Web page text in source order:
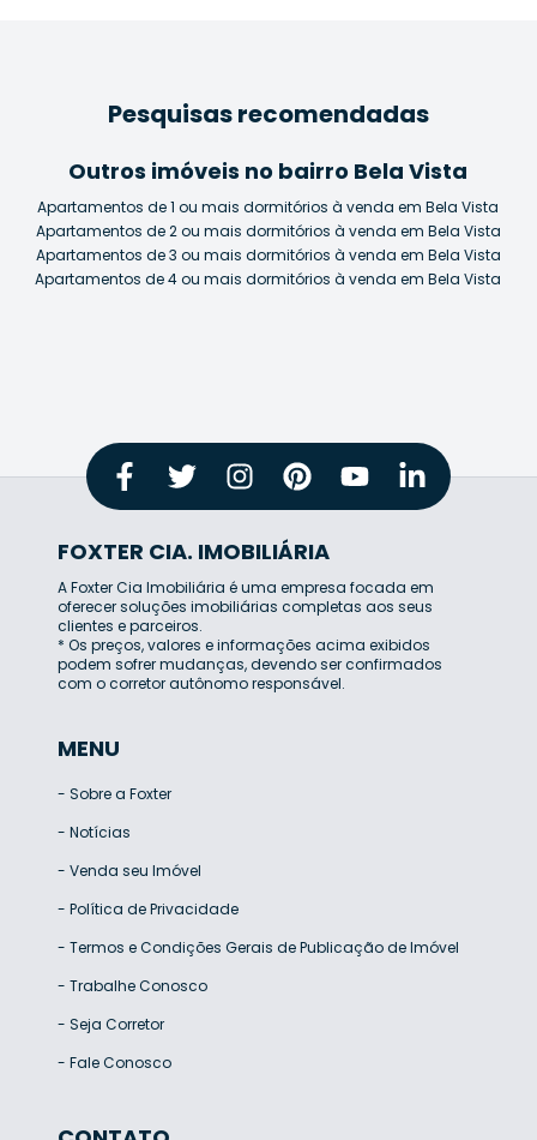
Pesquisas recomendadas
Outros imóveis no bairro Bela Vista
Apartamentos de 1 ou mais dormitórios à venda em Bela Vista
Apartamentos de 2 ou mais dormitórios à venda em Bela Vista
Apartamentos de 3 ou mais dormitórios à venda em Bela Vista
Apartamentos de 4 ou mais dormitórios à venda em Bela Vista
FOXTER CIA. IMOBILIÁRIA
A Foxter Cia Imobiliária é uma empresa focada em
oferecer soluções imobiliárias completas aos seus
clientes e parceiros.
* Os preços, valores e informações acima exibidos
podem sofrer mudanças, devendo ser confirmados
com o corretor autônomo responsável.
MENU
- Sobre a Foxter
- Notícias
- Venda seu Imóvel
- Política de Privacidade
- Termos e Condições Gerais de Publicação de Imóvel
- Trabalhe Conosco
- Seja Corretor
- Fale Conosco